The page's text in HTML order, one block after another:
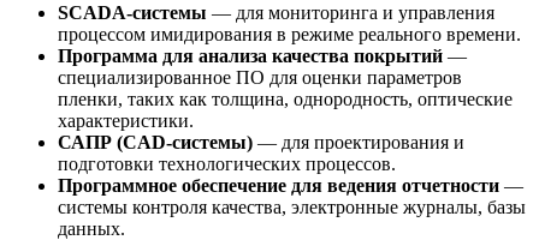
SCADA-системы — для мониторинга и управления
процессом имидирования в режиме реального времени.
Программа для анализа качества покрытий —
специализированное ПО для оценки параметров
пленки, таких как толщина, однородность, оптические
характеристики.
САПР (CAD-системы) — для проектирования и
подготовки технологических процессов.
Программное обеспечение для ведения отчетности —
системы контроля качества, электронные журналы, базы
данных.